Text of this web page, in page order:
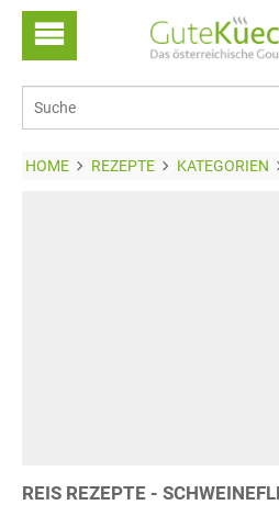
HOME REZEPTE KATEGORIEN
REIS REZEPTE -